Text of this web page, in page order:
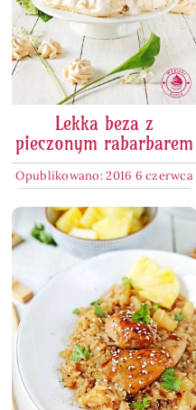
Lekka beza z
pieczonym rabarbarem
Opublikowano: 2016 6 czerwca